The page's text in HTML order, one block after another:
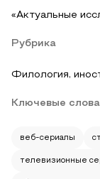
«Актуальные
Рубрика
Филология,
Ключевые слова
веб-сериалы
телевизионные